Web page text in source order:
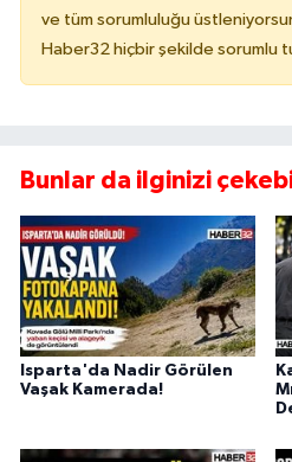
ve tüm sorumluluğu
Haber32 hiçbir şekilde sorumlu
Bunlar da ilginizi
Isparta'da Nadir Görülen
Vaşak Kamerada!